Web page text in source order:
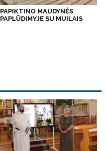
PAPIKTINO MAUDYNĖS
PAPLŪDIMYJE SU MUILAIS